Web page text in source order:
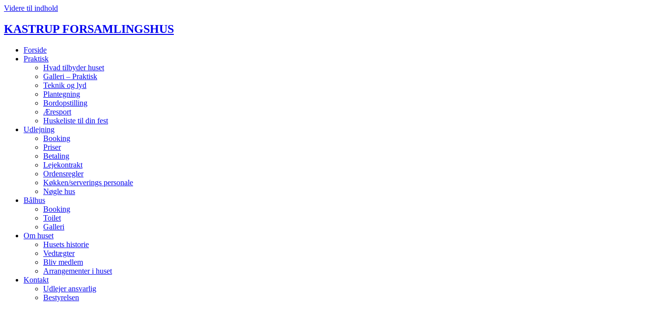
Videre til indhold
KASTRUP FORSAMLINGSHUS
Forside
Praktisk
Hvad tilbyder huset
Galleri – Praktisk
Teknik og lyd
Plantegning
Bordopstilling
Æresport
Huskeliste til din fest
Udlejning
Booking
Priser
Betaling
Lejekontrakt
Ordensregler
Køkken/serverings personale
Nøgle hus
Bålhus
Booking
Toilet
Galleri
Om huset
Husets historie
Vedtægter
Bliv medlem
Arrangementer i huset
Kontakt
Udlejer ansvarlig
Bestyrelsen